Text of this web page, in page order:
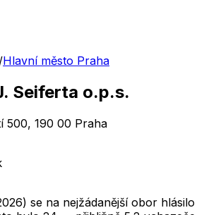
Hlavní město Praha
Seiferta o.p.s.
500, 190 00 Praha
se na nejžádanější obor hlásilo